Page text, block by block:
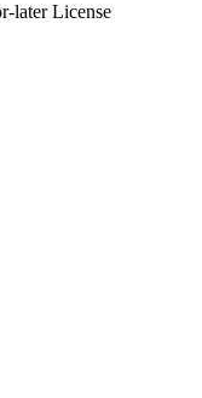
later License